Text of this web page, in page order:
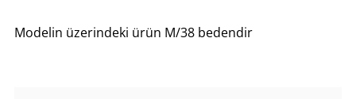
Modelin üzerindeki ürün M/38 bedendir